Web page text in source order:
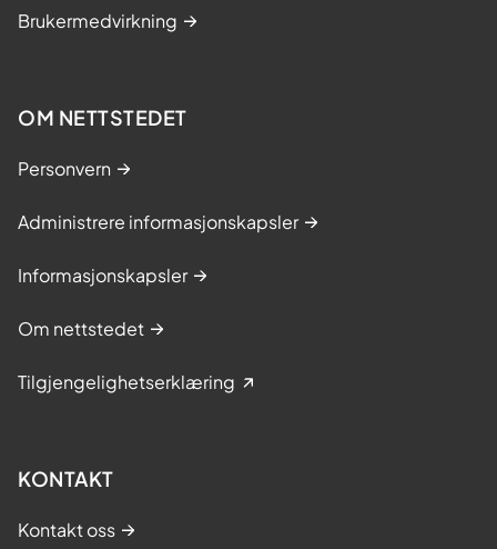
Brukermedvirkning
OM NETTSTEDET
Personvern
Administrere informasjonskapsler
Informasjonskapsler
Om nettstedet
Tilgjengelighetserklæring
KONTAKT
Kontakt oss